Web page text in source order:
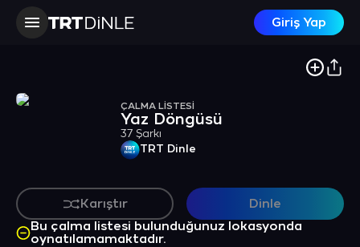
Giriş Yap
ÇALMA LİSTESİ
Yaz Döngüsü
37 Şarkı
TRT Dinle
Karıştır
Dinle
Bu çalma listesi bulunduğunuz lokasyonda
oynatılamamaktadır.